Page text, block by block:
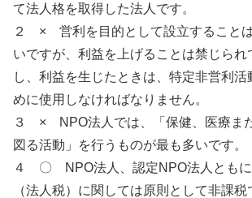
て法人格を取得した法人です。
２ × 営利を目的として設立すること
いですが、利益を上げることは禁じられ
し、利益を生じたときは、特定非営利活
めに使用しなければなりません。
３ × NPO法人では、「保健、医療ま
図る活動」を行うものが最も多いです。
４ 〇 NPO法人、認定NPO法人ともに
（法人税）に関しては原則として非課